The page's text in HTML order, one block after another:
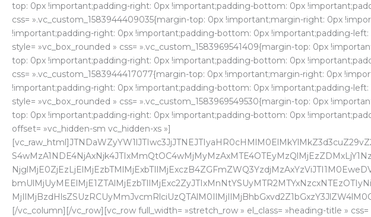
top: 0px !important;padding-right: 0px !important;padding-bottom: 0px
css= ».vc_custom_1583944409035{margin-top: 0px !important;margin-right: 0px
!important;padding-right: 0px !important;padding-bottom: 0px !important;padding-left:
style= »vc_box_rounded » css= ».vc_custom_1583969541409{margin-top: 0px
top: 0px !important;padding-right: 0px !important;padding-bottom: 0px
css= ».vc_custom_1583944417077{margin-top: 0px !important;margin-right: 0px
!important;padding-right: 0px !important;padding-bottom: 0px !important;padding-left:
style= »vc_box_rounded » css= ».vc_custom_1583969549530{margin-top: 0px
top: 0px !important;padding-right: 0px !important;padding-bottom: 0px
offset= »vc_hidden-sm vc_hidden-xs »]
[/vc_column][/vc_row][vc_row full_width= »stretch_row » el_class= »heading-title »